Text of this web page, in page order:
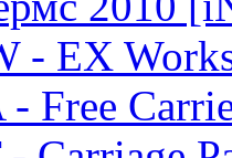
- EX
- Free